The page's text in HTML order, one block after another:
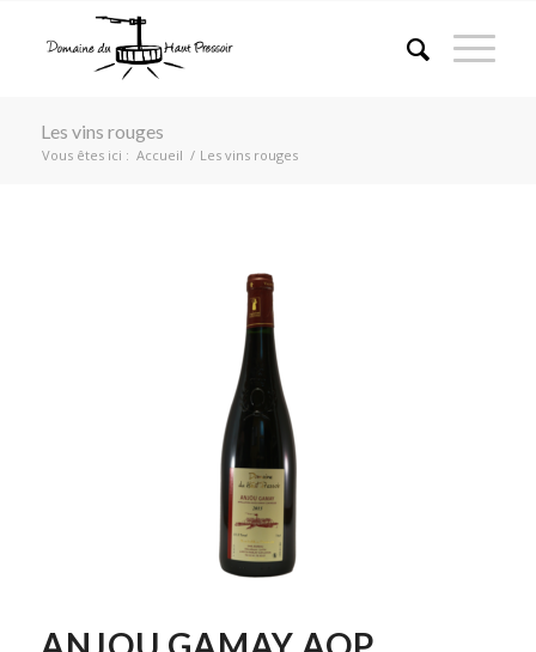
Les vins rouges
Vous êtes ici : Accueil / Les vins rouges